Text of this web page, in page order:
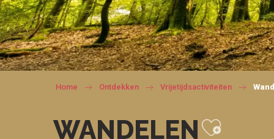
Home Ontdekken Vrijetijdsactiviteiten
WANDELEN